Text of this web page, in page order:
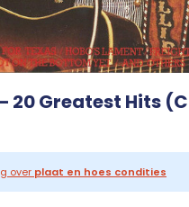
20 Greatest Hits
over plaat en hoes condities